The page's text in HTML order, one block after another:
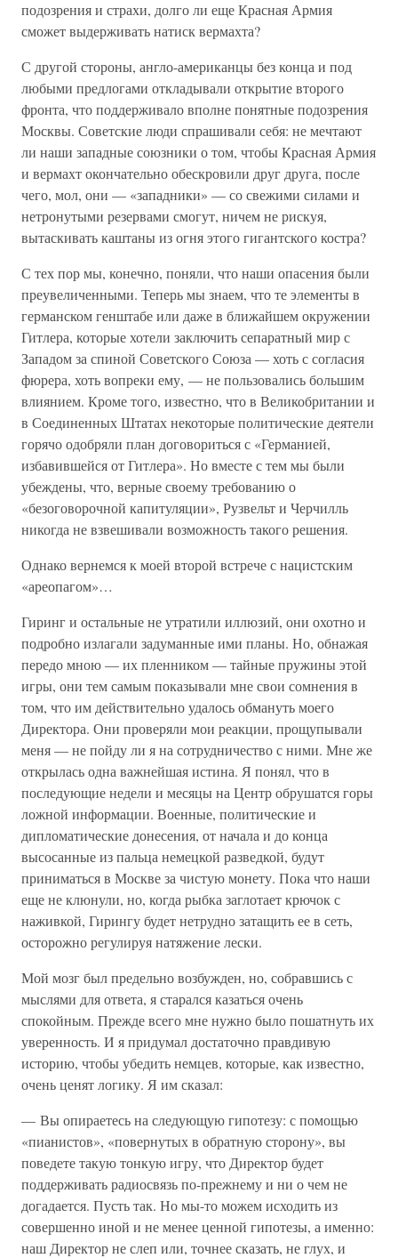
подозрения и страхи, долго ли еще Красная Армия
сможет выдерживать натиск вермахта?
С другой стороны, англо-американцы без конца и под
любыми предлогами откладывали открытие второго
фронта, что поддерживало вполне понятные подозрения
Москвы. Советские люди спрашивали себя: не мечтают
ли наши западные союзники о том, чтобы Красная Армия
и вермахт окончательно обескровили друг друга, после
чего, мол, они — «западники» — со свежими силами и
нетронутыми резервами смогут, ничем не рискуя,
вытаскивать каштаны из огня этого гигантского костра?
С тех пор мы, конечно, поняли, что наши опасения были
преувеличенными. Теперь мы знаем, что те элементы в
германском генштабе или даже в ближайшем окружении
Гитлера, которые хотели заключить сепаратный мир с
Западом за спиной Советского Союза — хоть с согласия
фюрера, хоть вопреки ему, — не пользовались большим
влиянием. Кроме того, известно, что в Великобритании и
в Соединенных Штатах некоторые политические деятели
горячо одобряли план договориться с «Германией,
избавившейся от Гитлера». Но вместе с тем мы были
убеждены, что, верные своему требованию о
«безоговорочной капитуляции», Рузвельт и Черчилль
никогда не взвешивали возможность такого решения.
Однако вернемся к моей второй встрече с нацистским
«ареопагом»…
Гиринг и остальные не утратили иллюзий, они охотно и
подробно излагали задуманные ими планы. Но, обнажая
передо мною — их пленником — тайные пружины этой
игры, они тем самым показывали мне свои сомнения в
том, что им действительно удалось обмануть моего
Директора. Они проверяли мои реакции, прощупывали
меня — не пойду ли я на сотрудничество с ними. Мне же
открылась одна важнейшая истина. Я понял, что в
последующие недели и месяцы на Центр обрушатся горы
ложной информации. Военные, политические и
дипломатические донесения, от начала и до конца
высосанные из пальца немецкой разведкой, будут
приниматься в Москве за чистую монету. Пока что наши
еще не клюнули, но, когда рыбка заглотает крючок с
наживкой, Гирингу будет нетрудно затащить ее в сеть,
осторожно регулируя натяжение лески.
Мой мозг был предельно возбужден, но, собравшись с
мыслями для ответа, я старался казаться очень
спокойным. Прежде всего мне нужно было пошатнуть их
уверенность. И я придумал достаточно правдивую
историю, чтобы убедить немцев, которые, как известно,
очень ценят логику. Я им сказал:
— Вы опираетесь на следующую гипотезу: с помощью
«пианистов», «повернутых в обратную сторону», вы
поведете такую тонкую игру, что Директор будет
поддерживать радиосвязь по-прежнему и ни о чем не
догадается. Пусть так. Но мы-то можем исходить из
совершенно иной и не менее ценной гипотезы, а именно:
наш Директор не слеп или, точнее сказать, не глух, и